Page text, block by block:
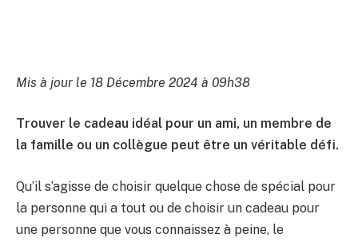
Mis à jour le 18 Décembre 2024 à 09h38
Trouver le cadeau idéal pour un ami, un membre de
la famille ou un collègue peut être un véritable défi.
Qu’il s’agisse de choisir quelque chose de spécial pour
la personne qui a tout ou de choisir un cadeau pour
une personne que vous connaissez à peine, le